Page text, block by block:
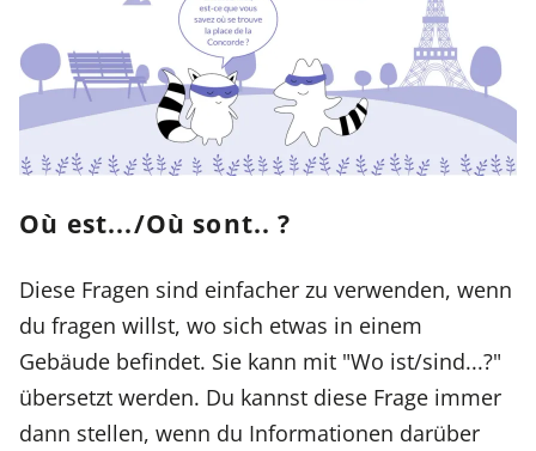
Où est.../Où sont.. ?
Diese Fragen sind einfacher zu verwenden, wenn
du fragen willst, wo sich etwas in einem
Gebäude befindet. Sie kann mit "Wo ist/sind...?"
übersetzt werden. Du kannst diese Frage immer
dann stellen, wenn du Informationen darüber